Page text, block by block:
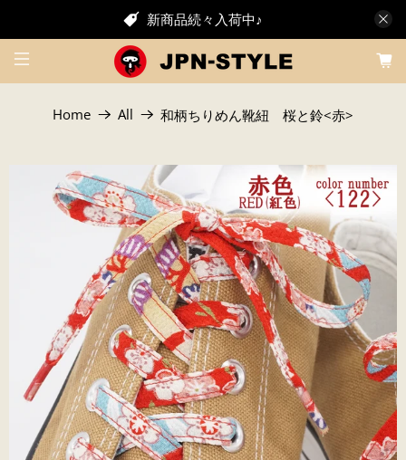
新商品続々入荷中♪
Home All 和柄ちりめん靴紐 桜と鈴<赤>